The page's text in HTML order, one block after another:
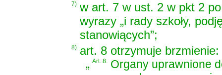
7) w art. 7 w ust. 2 w pkt 2
wyrazy „i rady szkoły,
stanowiących”;
8) art. 8 otrzymuje brzmienie:
„Art. 8. Organy uprawnione